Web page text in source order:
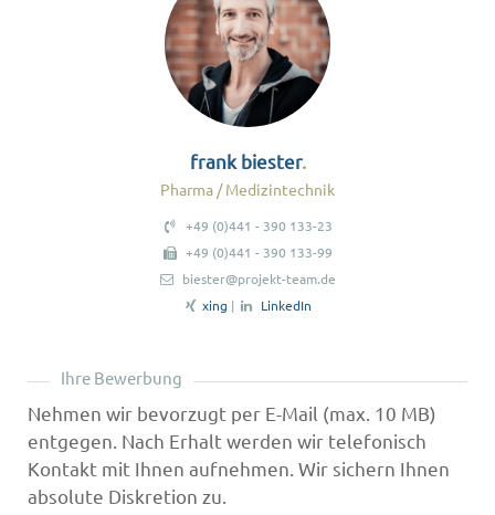
frank biester
Pharma / Medizintechnik
+49 (0)441 - 390 133-23
+49 (0)441 - 390 133-99
biester@projekt-team.de
xing | LinkedIn
Ihre Bewerbung
Nehmen wir bevorzugt per E-Mail (max. 10 MB)
entgegen. Nach Erhalt werden wir telefonisch
Kontakt mit Ihnen aufnehmen. Wir sichern Ihnen
absolute Diskretion zu.